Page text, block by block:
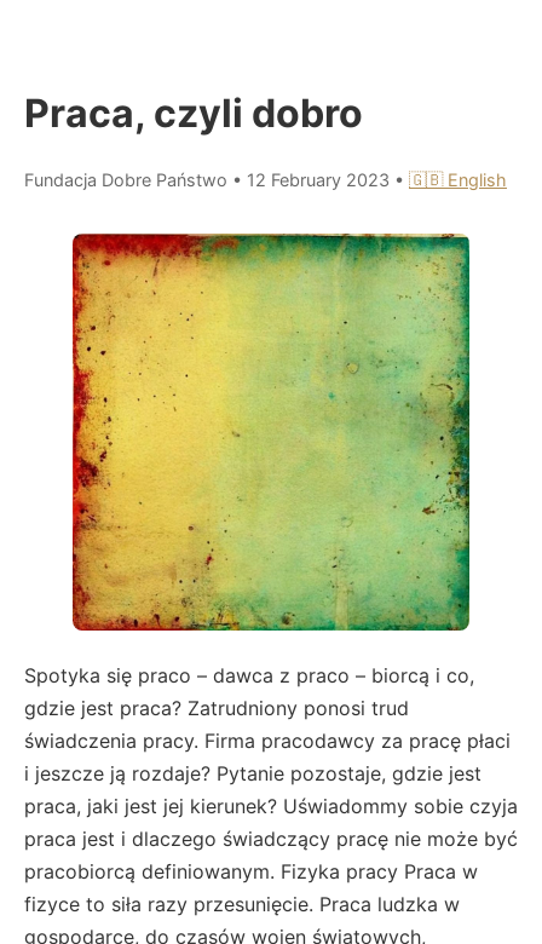
Praca, czyli dobro
Fundacja Dobre Państwo • 12 February 2023 • 🇬🇧 English
Spotyka się praco – dawca z praco – biorcą i co,
gdzie jest praca? Zatrudniony ponosi trud
świadczenia pracy. Firma pracodawcy za pracę płaci
i jeszcze ją rozdaje? Pytanie pozostaje, gdzie jest
praca, jaki jest jej kierunek? Uświadommy sobie czyja
praca jest i dlaczego świadczący pracę nie może być
pracobiorcą definiowanym. Fizyka pracy Praca w
fizyce to siła razy przesunięcie. Praca ludzka w
gospodarce, do czasów wojen światowych,